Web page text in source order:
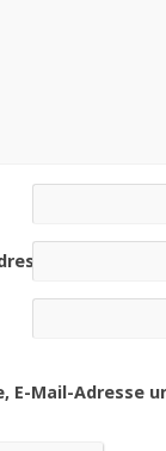
E-Mail-Adresse